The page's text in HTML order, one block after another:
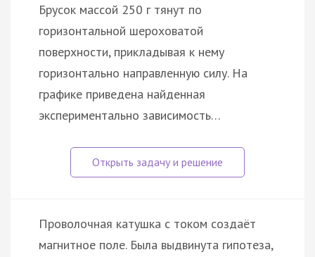
Брусок массой 250 г тянут по
горизонтальной шероховатой
поверхности, прикладывая к нему
горизонтально направленную силу. На
графике приведена найденная
экспериментально зависимость…
Проволочная катушка с током создаёт
магнитное поле. Была выдвинута гипотеза,